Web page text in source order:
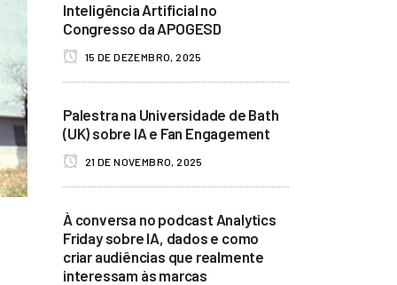
Inteligência Artificial no
Congresso da APOGESD
15 DE DEZEMBRO, 2025
Palestra na Universidade de Bath
(UK) sobre IA e Fan Engagement
21 DE NOVEMBRO, 2025
À conversa no podcast Analytics
Friday sobre IA, dados e como
criar audiências que realmente
interessam às marcas